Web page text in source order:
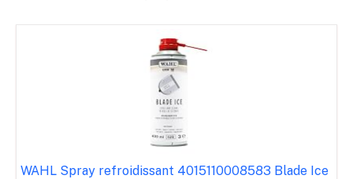
WAHL Spray refroidissant 4015110008583 Blade Ice